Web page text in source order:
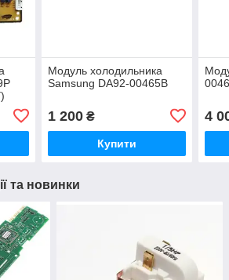
Модуль холодильника
Samsung DA92-00465B
1 200₴
Купити
4
та новинки